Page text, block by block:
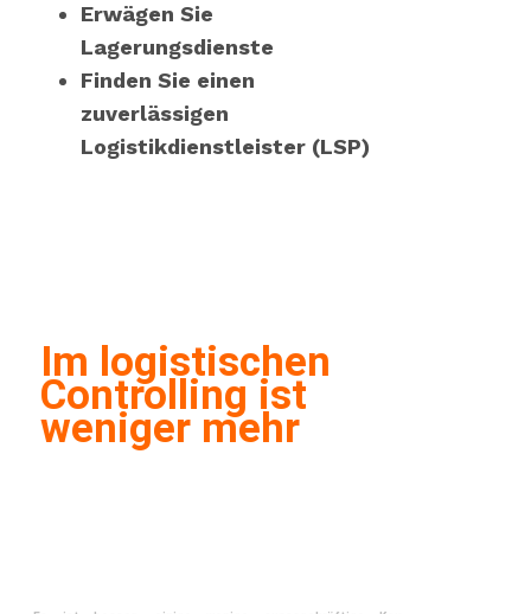
Erwägen Sie
Lagerungsdienste
Finden Sie einen
zuverlässigen
Logistikdienstleister (LSP)
Im logistischen
Controlling ist
weniger mehr